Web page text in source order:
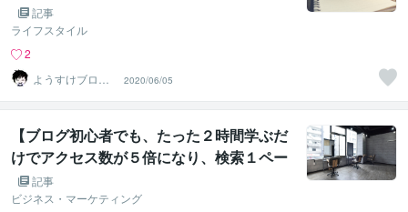
記事
ライフスタイル
2
ようすけブロガ
ー
2020/06/05
【ブログ初心者でも、たった２時間学ぶだ
けでアクセス数が５倍になり、検索１ペー
ジ目も狙えるSEO対策を取り入れたライテ
ィング法】を使った教育
記事
ビジネス・マーケティング